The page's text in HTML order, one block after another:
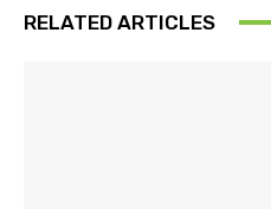
RELATED ARTICLES